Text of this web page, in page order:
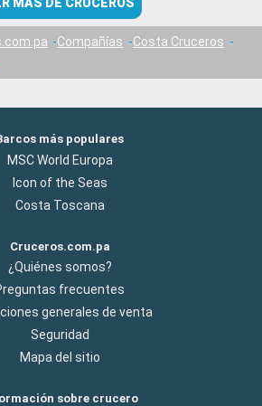
MÁS DE CRUCEROS
Compañías
Costa Cruceros
más populares
MSC World Europa
Icon of the Seas
Costa Toscana
Cruceros.com.pa
¿Quiénes somos?
frecuentes
generales de venta
Seguridad
Mapa del sitio
sobre crucero